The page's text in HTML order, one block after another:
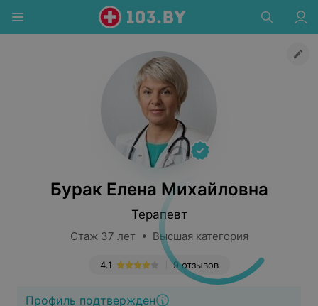
Бурак Елена Михайловна
Терапевт
Стаж 37 лет • Высшая категория
9 отзывов
4.1
Профиль подтвержден